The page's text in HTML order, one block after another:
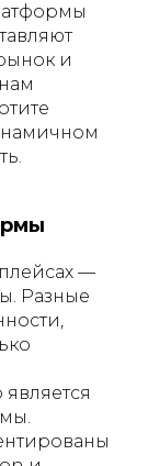
и
—
Разные
является